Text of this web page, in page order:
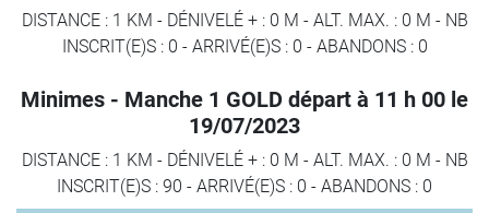
DISTANCE : 1 KM - DÉNIVELÉ + : 0 M - ALT. MAX. : 0 M - NB
INSCRIT(E)S : 0 - ARRIVÉ(E)S : 0 - ABANDONS : 0
Minimes - Manche 1 GOLD départ à 11 h 00 le
19/07/2023
DISTANCE : 1 KM - DÉNIVELÉ + : 0 M - ALT. MAX. : 0 M - NB
INSCRIT(E)S : 90 - ARRIVÉ(E)S : 0 - ABANDONS : 0